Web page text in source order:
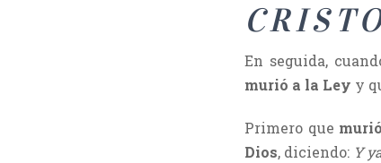
En seguida,
murió a la Ley y
Primero que
Dios, diciendo: Y